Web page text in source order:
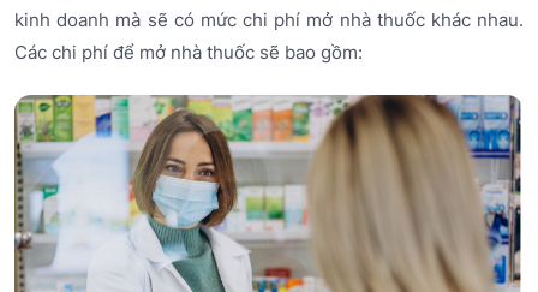
kinh doanh mà sẽ có mức chi phí mở nhà thuốc khác nhau.
Các chi phí để mở nhà thuốc sẽ bao gồm: